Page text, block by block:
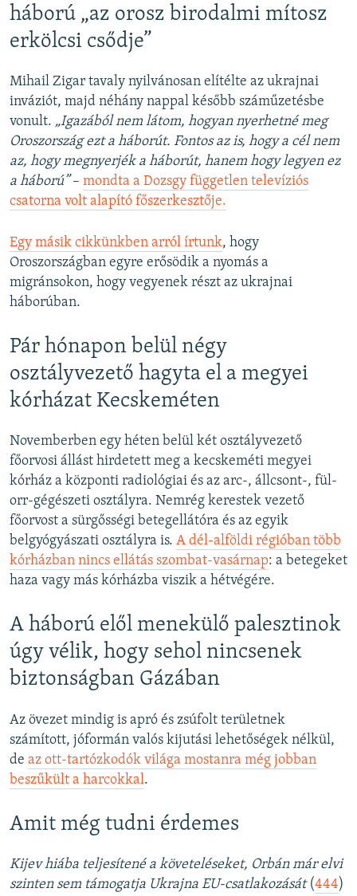
háború „az orosz birodalmi mítosz
erkölcsi csődje”
Mihail Zigar tavaly nyilvánosan elítélte az ukrajnai
inváziót, majd néhány nappal később száműzetésbe
vonult. „Igazából nem látom, hogyan nyerhetné meg
Oroszország ezt a háborút. Fontos az is, hogy a cél nem
az, hogy megnyerjék a háborút, hanem hogy legyen ez
a háború”– mondta a Dozsgy független televíziós
csatorna volt alapító főszerkesztője.
Egy másik cikkünkben arról írtunk, hogy
Oroszországban egyre erősödik a nyomás a
migránsokon, hogy vegyenek részt az ukrajnai
háborúban.
Pár hónapon belül négy
osztályvezető hagyta el a megyei
kórházat Kecskeméten
Novemberben egy héten belül két osztályvezető
főorvosi állást hirdetett meg a kecskeméti megyei
kórház a központi radiológiai és az arc-, állcsont-, fül-
orr-gégészeti osztályra. Nemrég kerestek vezető
főorvost a sürgősségi betegellátóra és az egyik
belgyógyászati osztályra is. A dél-alföldi régióban több
kórházban nincs ellátás szombat-vasárnap: a betegeket
haza vagy más kórházba viszik a hétvégére.
A háború elől menekülő palesztinok
úgy vélik, hogy sehol nincsenek
biztonságban Gázában
Az övezet mindig is apró és zsúfolt területnek
számított, jóformán valós kijutási lehetőségek nélkül,
de az ott-tartózkodók világa mostanra még jobban
beszűkült a harcokkal.
Amit még tudni érdemes
Kijev hiába teljesítené a követeléseket, Orbán már elvi
szinten sem támogatja Ukrajna EU-csatlakozását(444)